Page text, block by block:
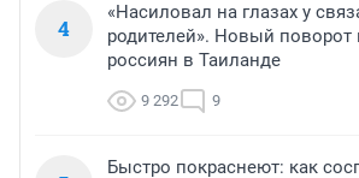
4
«Насиловал на глазах у
родителей». Новый поворот
россиян в Таиланде
9 292 9
Быстро покраснеют: как